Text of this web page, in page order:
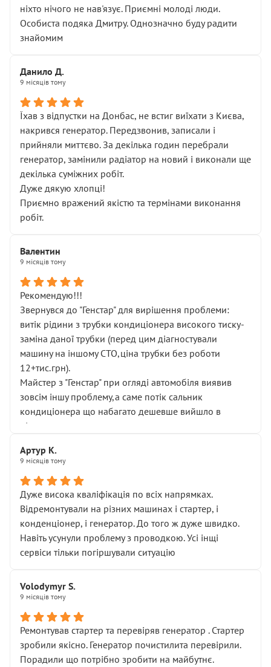
ніхто нічого не нав'язує. Приємні молоді люди.
Особиста подяка Дмитру. Однозначно буду радити
знайомим
Данило Д.
9 місяців тому
Їхав з відпустки на Донбас, не встиг виїхати з Києва,
накрився генератор. Передзвонив, записали і
прийняли миттєво. За декілька годин перебрали
генератор, замінили радіатор на новий і виконали ще
декілька суміжних робіт.
Дуже дякую хлопці!
Приємно вражений якістю та термінами виконання
робіт.
Валентин
9 місяців тому
Рекомендую!!!
Звернувся до "Генстар" для вирішення проблеми:
витік рідини з трубки кондиціонера високого тиску-
заміна даної трубки (перед цим діагностували
машину на іншому СТО,ціна трубки без роботи
12+тис.грн).
Майстер з "Генстар" при огляді автомобіля виявив
зовсім іншу проблему,а саме потік сальник
кондиціонера що набагато дешевше вийшло в
підсумку.
Артур К.
9 місяців тому
Дуже висока кваліфікація по всіх напрямках.
Відремонтували на різних машинах і стартер, і
конденціонер, і генератор. До того ж дуже швидко.
Навіть усунули проблему з проводкою. Усі інщі
сервіси тільки погіршували ситуацію
Volodymyr S.
9 місяців тому
Ремонтував стартер та перевіряв генератор . Стартер
зробили якісно. Генератор почистилита перевірили.
Порадили що потрібно зробити на майбутнє.